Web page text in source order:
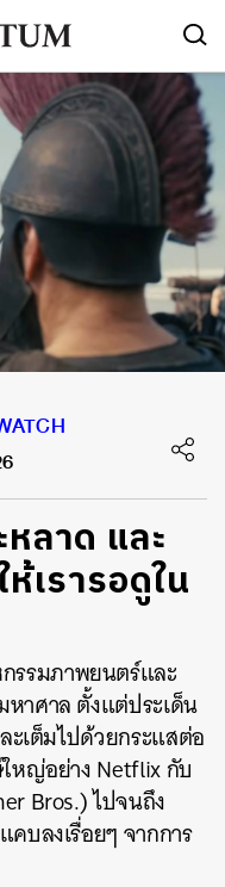
ลาด และ
เรารอดูใน
รรมภาพยนตร์และ
าศาล ตั้งแต่ประเด็น
ะเต็มไปด้วยกระแสต่อ
หญ่อย่าง Netflix กับ
Bros.)ไปจนถึง
บลงเรื่อยๆ จากการ